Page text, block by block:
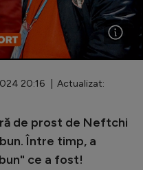
20:16 | Actualizat:
de prost de Neftchi
Între timp, a
ce a fost!